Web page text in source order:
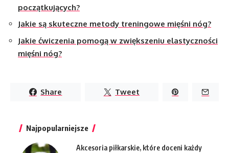
początkujących?
Jakie są skuteczne metody treningowe mięśni nóg?
Jakie ćwiczenia pomogą w zwiększeniu elastyczności
mięśni nóg?
Share Tweet
Najpopularniejsze
Akcesoria piłkarskie, które doceni każdy